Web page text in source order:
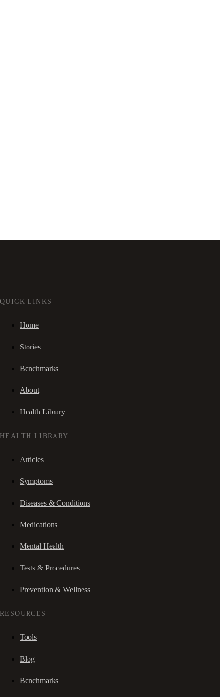
QUICK LINKS
Home
Stories
Benchmarks
About
Health Library
HEALTH LIBRARY
Articles
Symptoms
Diseases & Conditions
Medications
Mental Health
Tests & Procedures
Prevention & Wellness
RESOURCES
Tools
Blog
Benchmarks